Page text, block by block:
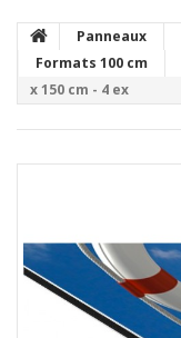
Panneaux
Formats 100 cm
x 150 cm - 4 ex